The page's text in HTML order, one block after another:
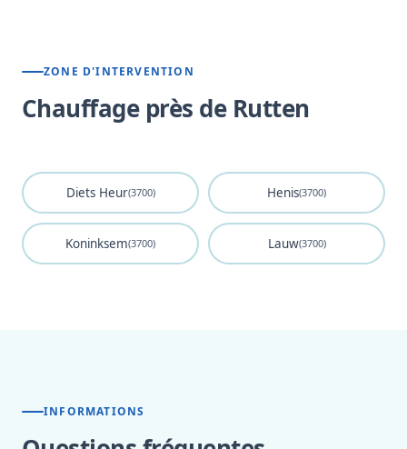
ZONE D'INTERVENTION
Chauffage près de Rutten
Diets Heur(3700) Henis(3700)
Koninksem(3700) Lauw(3700)
INFORMATIONS